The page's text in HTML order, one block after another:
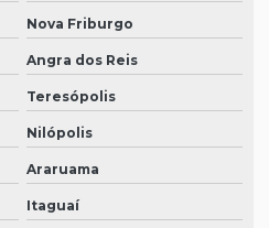
Nova Friburgo
Angra dos Reis
Teresópolis
Nilópolis
Araruama
Itaguaí